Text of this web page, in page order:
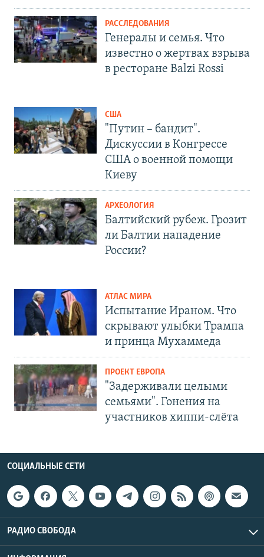
РАССЛЕДОВАНИЯ
Генералы и семья. Что
известно о жертвах взрыва
в ресторане Balzi Rossi
США
"Путин – бандит".
Дискуссии в Конгрессе
США о военной помощи
Киеву
АРХЕОЛОГИЯ
Балтийский рубеж. Грозит
ли Балтии нападение
России?
АТЛАС МИРА
Испытание Ираном. Что
скрывают улыбки Трампа
и принца Мухаммеда
ПРОЕКТ ЕВРОПА
"Задерживали целыми
семьями". Гонения на
участников хиппи-слёта
СОЦИАЛЬНЫЕ СЕТИ
РАДИО СВОБОДА